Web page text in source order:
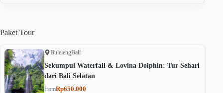
Paket Tour
BulelengBali
Sekumpul Waterfall & Lovina Dolphin: Tur Sehari
dari Bali Selatan
fromRp650.000